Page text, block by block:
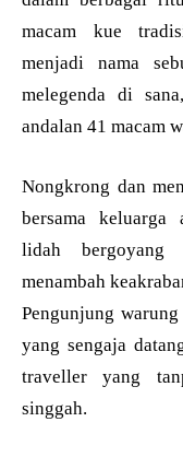
macam kue
menjadi nama
melegenda di
andalan 41 macam
Nongkrong dan
bersama keluarga
lidah bergoyang
menambah
Pengunjung
yang sengaja
traveller yang
singgah.